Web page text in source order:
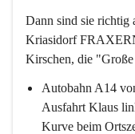
Dann sind sie richtig
Kriasidorf
Kirschen, die
Autobahn A14
Ausfahrt Klaus
Kurve beim